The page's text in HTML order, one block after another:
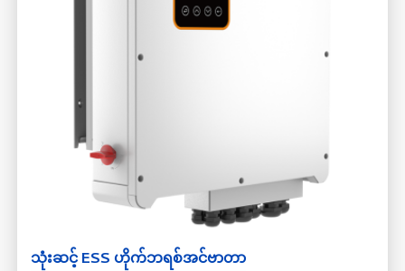
photovoltaic သုံးစွဲမှုအတွက် အသင့်တော်ဆုံးဖြစ်ပြီး လျှပ်စစ်ဓာတ်
အား ဘေလ်များကို ထိရောက်စွာ လျှော့ချပေးသည်။
သုံးဆင့် ESS ဟိုက်ဘရစ်အင်ဗာတာ